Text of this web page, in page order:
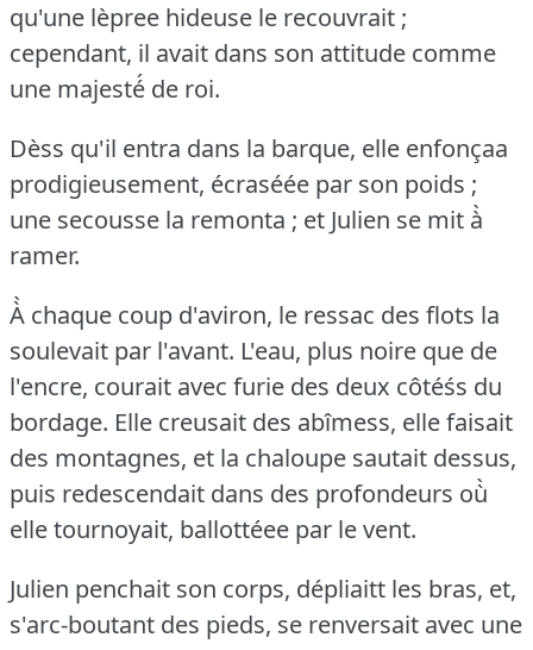
qu'une lèpree hideuse le recouvrait ;
cependant, il avait dans son attitude comme
une majesté́ de roi.
Dèss qu'il entra dans la barque, elle enfonçaa
prodigieusement, écraséée par son poids ;
une secousse la remonta ; et Julien se mit à̀
ramer.
À̀ chaque coup d'aviron, le ressac des flots la
soulevait par l'avant. L'eau, plus noire que de
l'encre, courait avec furie des deux côtéśs du
bordage. Elle creusait des abîmess, elle faisait
des montagnes, et la chaloupe sautait dessus,
puis redescendait dans des profondeurs où̀
elle tournoyait, ballottéee par le vent.
Julien penchait son corps, dépliaitt les bras, et,
s'arc-boutant des pieds, se renversait avec une